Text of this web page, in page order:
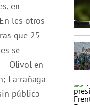
en
los otros
que 25
se
Olivol en
Larrañaga
público